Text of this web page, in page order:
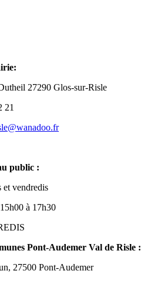
27290 Glos-sur-Risle
21
public :
et vendredis
à 17h30
Pont-Audemer Val de Risle :
27500 Pont-Audemer